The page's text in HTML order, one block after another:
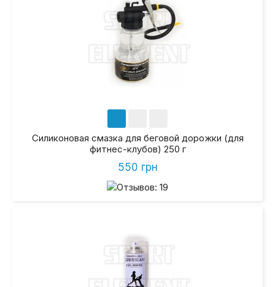
Силиконовая смазка для беговой дорожки (для
фитнес-клубов) 250 г
550 грн